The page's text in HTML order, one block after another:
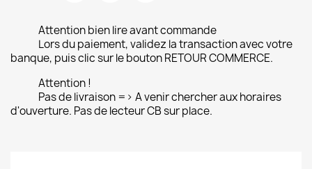
Attention bien lire avant commande
Lors du paiement, validez la transaction avec votre
banque, puis clic sur le bouton RETOUR COMMERCE.
Attention !
Pas de livraison => A venir chercher aux horaires
d'ouverture. Pas de lecteur CB sur place.